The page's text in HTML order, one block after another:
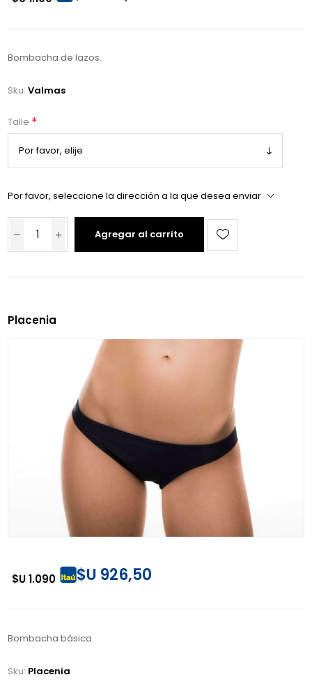
Bombacha de lazos.
Sku: Valmas
Talle *
Por favor, seleccione la dirección a la que desea enviar
Agregar al carrito
Placenia
$U 1.090 $U 926,50
Bombacha básica.
Sku: Placenia